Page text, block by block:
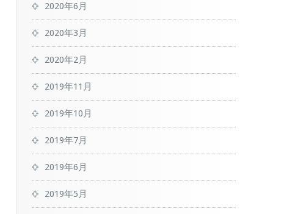
2020年6月
2020年3月
2020年2月
2019年11月
2019年10月
2019年7月
2019年6月
2019年5月